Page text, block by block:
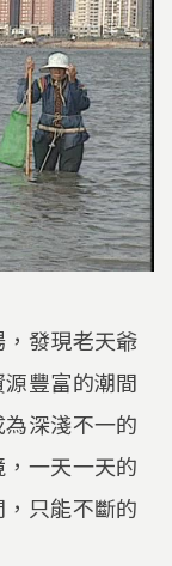
發現老天爺
豐富的潮間
深淺不一的
一天一天的
只能不斷的